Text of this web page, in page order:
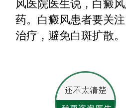
风医院医生说，白癜
药。白癜风患者要关
治疗，避免白斑扩散。